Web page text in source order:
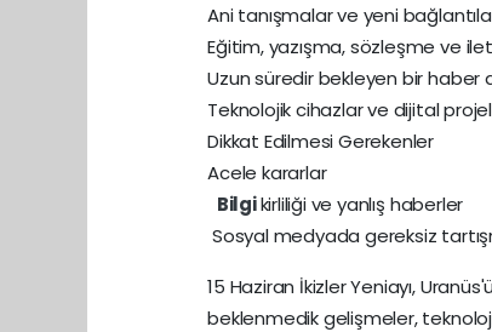
Ani tanışmalar ve yeni
Eğitim, yazışma, sözleşme ve
Uzun süredir bekleyen bir haber
Teknolojik cihazlar ve dijital
Dikkat Edilmesi Gerekenler
Acele kararlar
Bilgikirliliği ve yanlış haberler
Sosyal medyada gereksiz
15 Haziran İkizler Yeniayı,
beklenmedik gelişmeler,